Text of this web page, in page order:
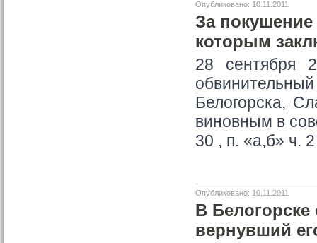
Опубликовано: 10.11.2011
За покушение
которым
28 сентября
Белогорска,
виновным в
30 , п. «а,б» ч.
Опубликовано: 10.11.2011
В
вернувший